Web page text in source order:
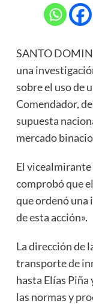
SANTO
una
sobre el uso de
Comendador,
supuesta
mercado
El
comprobó que
que ordenó una
de esta acción».
La dirección de
transporte de
hasta Elías
las normas y